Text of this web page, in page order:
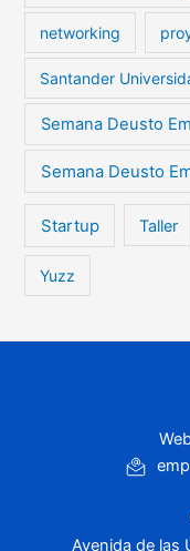
networking
Santander
Semana Deusto
Semana Deusto
Startup Taller
Yuzz
Avenida de las